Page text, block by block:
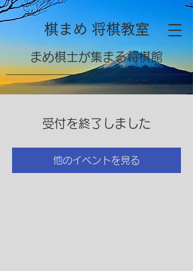
棋まめ 将棋教室
​まめ棋士が集まる将棋館
受付を終了しました
他のイベントを見る